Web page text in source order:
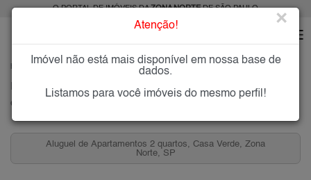
O PORTAL DE IMÓVEIS DAZONA NORTEDE SÃO PAULO
CASA VERDE
Casa Verde, Zona Norte
Aluguel de Casas 1 Quarto, Casa Verde, Zona Norte, SP
Atenção! ×
Imóvel não está mais disponível em nossa base de
dados.
Listamos para você imóveis do mesmo perfil!